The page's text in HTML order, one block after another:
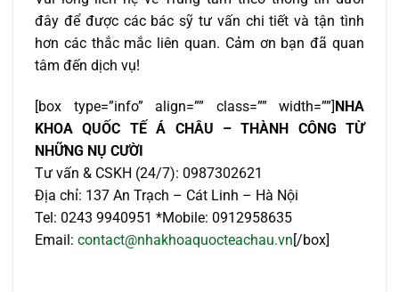
đây để được các bác sỹ tư vấn chi tiết và tận tình
hơn các thắc mắc liên quan. Cảm ơn bạn đã quan
tâm đến dịch vụ!
[box type=”info” align=”” class=”” width=””]NHA
KHOA QUỐC TẾÁ CHÂU – THÀNH CÔNG TỪ
NHỮNG NỤ CƯỜI
Tư vấn & CSKH (24/7): 0987302621
Địa chỉ: 137 An Trạch – Cát Linh – Hà Nội
Tel: 0243 9940951 *Mobile: 0912958635
Email: contact@nhakhoaquocteachau.vn[/box]